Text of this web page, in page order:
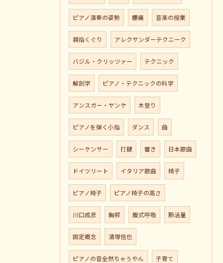
ピアノ演奏の姿勢 腰痛 音楽の授業
親指くぐり アレクサンダーテクニーク
バジル・クリッツァー テクニック
解剖学 ピアノ・テクニックの科学
アンスガー・ヤンケ 木登り
ピアノを弾く小指 ダンス 曲
シーケンサー 打鍵 響き 日本歌曲
ドイツリート イタリア歌曲 椅子
ピアノ椅子 ピアノ椅子の高さ
川口成彦 胸郭 腹式呼吸 肺活量
固定概念 清塚信也
ピアノの音全然ちゃうやん 子育て